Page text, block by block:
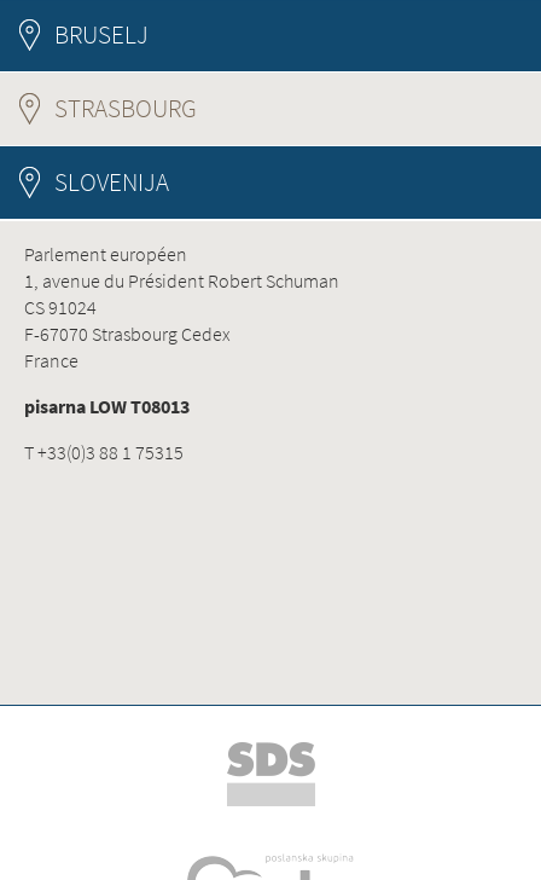
BRUSELJ
STRASBOURG
SLOVENIJA
Parlement européen
1, avenue du Président Robert Schuman
CS 91024
F-67070 Strasbourg Cedex
France
pisarna LOW T08013
T +33(0)3 88 1 75315